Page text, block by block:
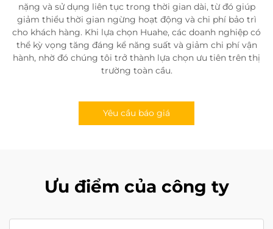
nặng và sử dụng liên tục trong thời gian dài, từ đó giúp
giảm thiểu thời gian ngừng hoạt động và chi phí bảo trì
cho khách hàng. Khi lựa chọn Huahe, các doanh nghiệp có
thể kỳ vọng tăng đáng kể năng suất và giảm chi phí vận
hành, nhờ đó chúng tôi trở thành lựa chọn ưu tiên trên thị
trường toàn cầu.
Yêu cầu báo giá
Ưu điểm của công ty